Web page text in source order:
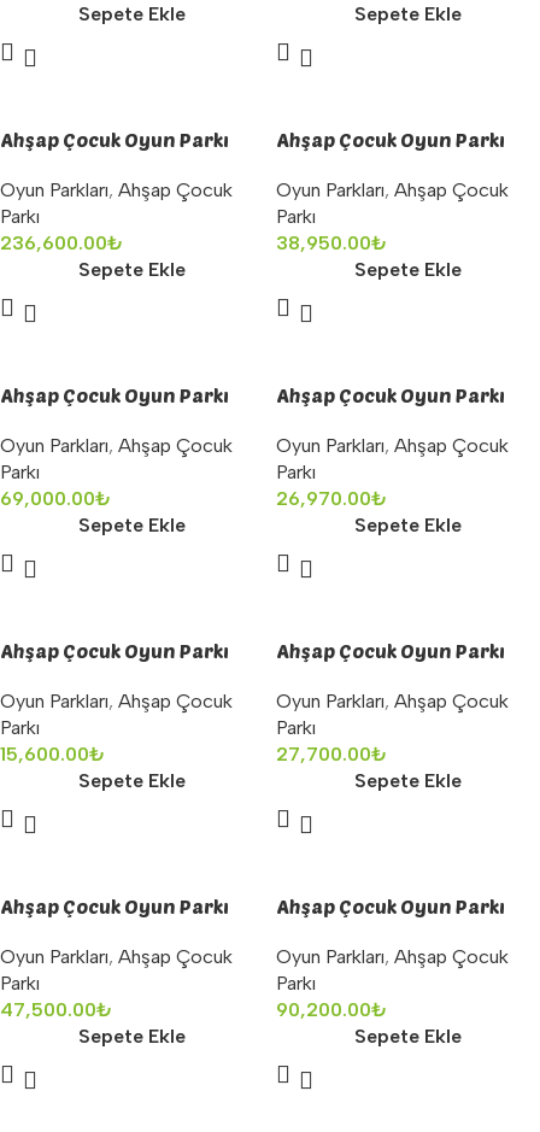
Sepete Ekle
Sepete Ekle
Ahşap Çocuk Oyun Parkı
Oyun Parkları, Ahşap Çocuk
Parkı
236,600.00₺
Sepete Ekle
Ahşap Çocuk Oyun Parkı
Oyun Parkları, Ahşap Çocuk
Parkı
38,950.00₺
Sepete Ekle
Ahşap Çocuk Oyun Parkı
Oyun Parkları, Ahşap Çocuk
Parkı
69,000.00₺
Sepete Ekle
Ahşap Çocuk Oyun Parkı
Oyun Parkları, Ahşap Çocuk
Parkı
26,970.00₺
Sepete Ekle
Ahşap Çocuk Oyun Parkı
Oyun Parkları, Ahşap Çocuk
Parkı
15,600.00₺
Sepete Ekle
Ahşap Çocuk Oyun Parkı
Oyun Parkları, Ahşap Çocuk
Parkı
27,700.00₺
Sepete Ekle
Ahşap Çocuk Oyun Parkı
Oyun Parkları, Ahşap Çocuk
Parkı
47,500.00₺
Sepete Ekle
Ahşap Çocuk Oyun Parkı
Oyun Parkları, Ahşap Çocuk
Parkı
90,200.00₺
Sepete Ekle